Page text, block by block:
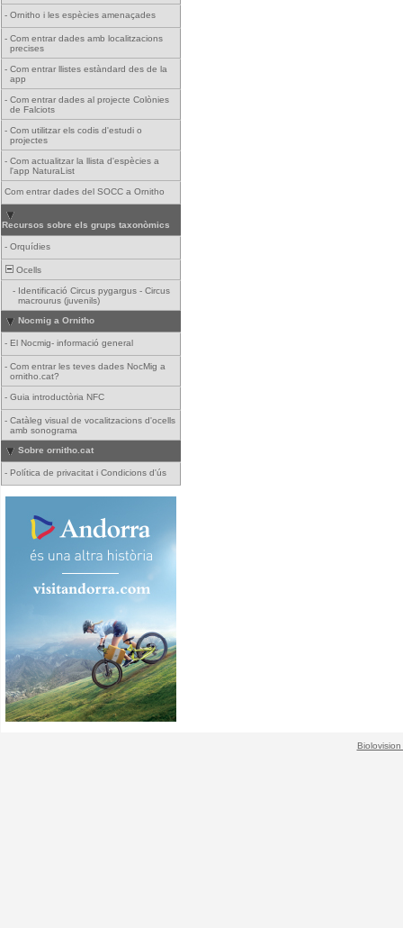
- Ornitho i les espècies amenaçades
- Com entrar dades amb localitzacions
precises
- Com entrar llistes estàndard des de la
app
- Com entrar dades al projecte Colònies
de Falciots
- Com utilitzar els codis d'estudi o
projectes
- Com actualitzar la llista d'espècies a
l'app NaturaList
Com entrar dades del SOCC a Ornitho
Recursos sobre els grups taxonòmics
- Orquídies
Ocells
- Identificació Circus pygargus - Circus
macrourus (juvenils)
Nocmig a Ornitho
- El Nocmig- informació general
- Com entrar les teves dades NocMig a
ornitho.cat?
- Guia introductòria NFC
- Catàleg visual de vocalitzacions d'ocells
amb sonograma
Sobre ornitho.cat
- Política de privacitat i Condicions d'ús
Biolovision